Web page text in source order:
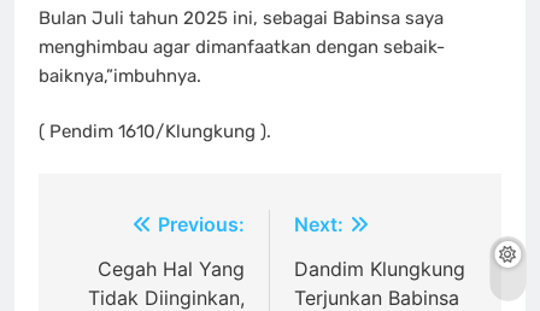
Bulan Juli tahun 2025 ini, sebagai Babinsa saya
menghimbau agar dimanfaatkan dengan sebaik-
baiknya,”imbuhnya.
( Pendim 1610/Klungkung ).
Navigasi
pos
Previous:
Cegah Hal Yang
Tidak Diinginkan,
Next:
Dandim Klungkung
Terjunkan Babinsa